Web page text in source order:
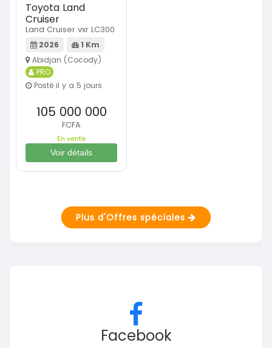
Toyota Land
Cruiser
Land Cruiser vxr LC300
2026
1 Km
Abidjan (Cocody)
PRO
Posté il y a 5 jours
105 000 000
FCFA
En vente
Voir détails
Plus d'Offres spéciales
Facebook